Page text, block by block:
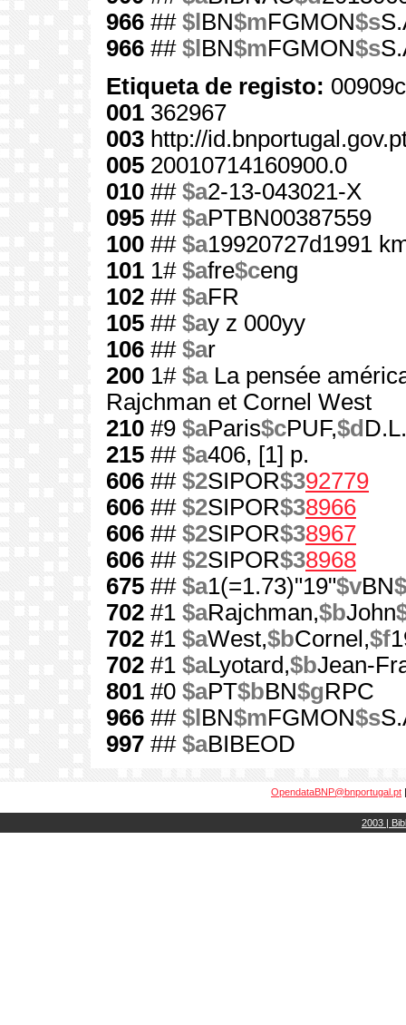
966 ## $l BN$mFGMON$s
966 ## $l BN$mFGMON$s
Etiqueta de registo:
001 362967
003 http://
005 20010714160900.0
010 ## $a2-13-043021-X
095 ## $aPTBN00387559
100 ## $a19920727d1991
101 1# $afre$ceng
102 ## $aFR
105 ## $ay z 000yy
106 ## $ar
200 1# $aLa pensée
Rajchman et Cornel West
210 #9 $aParis$cPUF,$d
215 ## $a406, [1] p.
606 ## $2SIPOR$392779
606 ## $2SIPOR$38966
606 ## $2SIPOR$38967
606 ## $2SIPOR$38968
675 ## $a1(=1.73)"19"$vBN
702 #1 $aRajchman,$bJohn
702 #1 $aWest,$bCornel,$f
702 #1 $aLyotard,$bJean-
801 #0 $aPT$bBN$gRPC
966 ## $l BN$mFGMON$s
997 ## $aBIBEOD
OpendataBNP@bnportugal.pt
2003 |